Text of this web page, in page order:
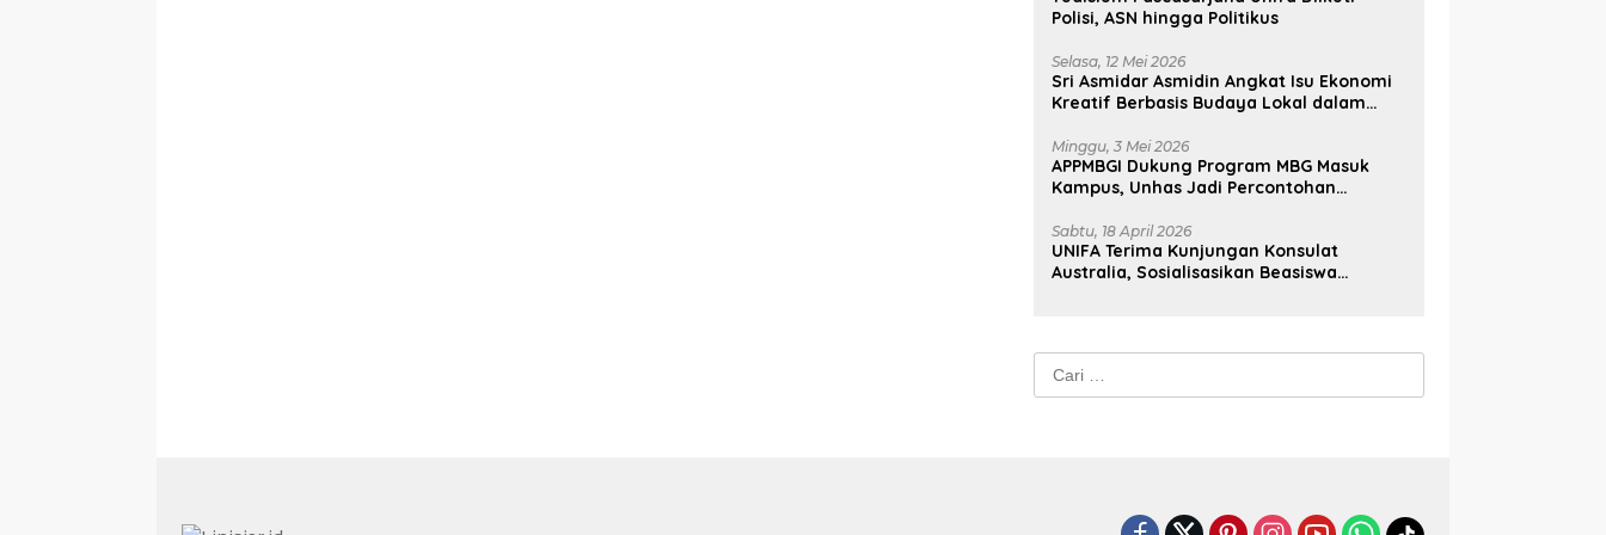
Polisi, ASN hingga Politikus
Selasa, 12 Mei 2026
Sri Asmidar Asmidin Angkat Isu Ekonomi
Kreatif Berbasis Budaya Lokal dalam
Minggu, 3 Mei 2026
APPMBGI Dukung Program MBG Masuk
Kampus, Unhas Jadi Percontohan
Sabtu, 18 April 2026
UNIFA Terima Kunjungan Konsulat
Australia, Sosialisasikan Beasiswa
Cari
untuk: